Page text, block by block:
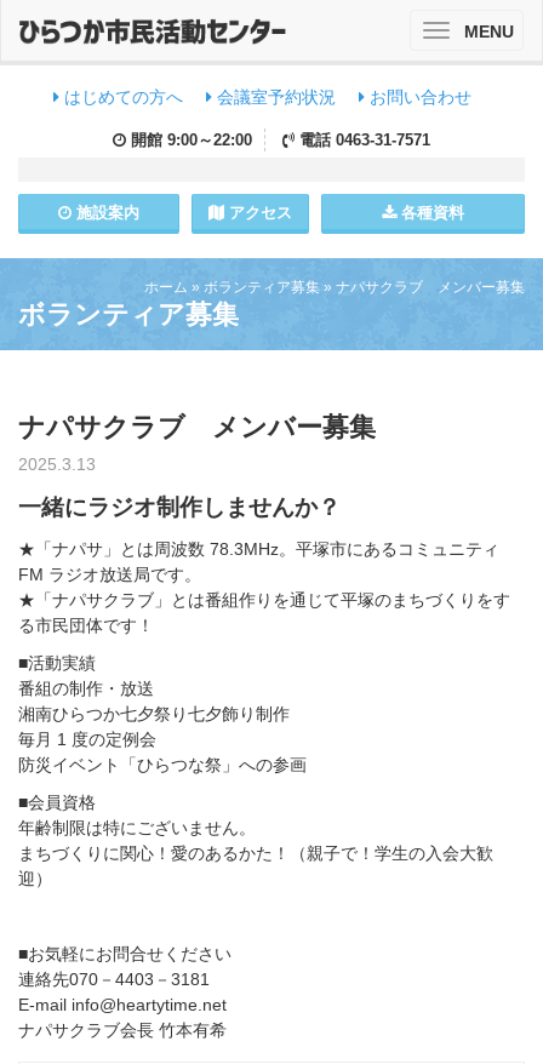
はじめての方へ 会議室予約状況 お問い合わせ
開館 9:00～22:00 電話 0463-31-7571
施設案内 アクセス 各種資料
ToggleMENU
ホーム » ボランティア募集 » ナパサクラブ メンバー募集
ボランティア募集
ナパサクラブ メンバー募集
2025.3.13
一緒にラジオ制作しませんか？
★「ナパサ」とは周波数 78.3MHz。平塚市にあるコミュニティ
FM ラジオ放送局です。
★「ナパサクラブ」とは番組作りを通じて平塚のまちづくりをす
る市民団体です！
■活動実績
番組の制作・放送
湘南ひらつか七夕祭り七夕飾り制作
毎月 1 度の定例会
防災イベント「ひらつな祭」への参画
■会員資格
年齢制限は特にございません。
まちづくりに関心！愛のあるかた！（親子で！学生の入会大歓
迎）
■お気軽にお問合せください
連絡先070－4403－3181
E-mail info@heartytime.net
ナパサクラブ会長 竹本有希